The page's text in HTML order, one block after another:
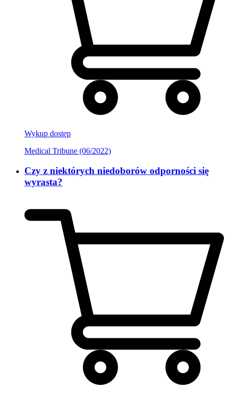
Wykup dostęp
Medical Tribune (06/2022)
Czy z niektórych niedoborów odporności się
wyrasta?